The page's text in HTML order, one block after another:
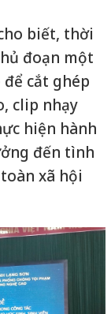
biết, thời
đoạn một
cắt ghép
clip nhạy
hiện hành
đến tình
xã hội